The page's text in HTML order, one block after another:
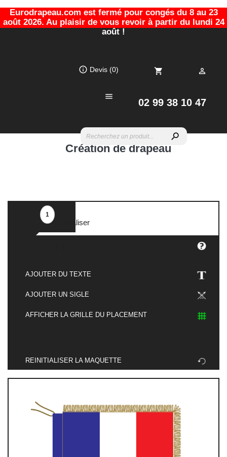
Eurodrapeau.com est fermé pour congés du 8 au 23
août 2026. Au plaisir de vous revoir à partir du lundi 24
août !
02 99 38 10 47
info_outline Devis (0)
search

shopping_cart 
Création de drapeau
1
Personnaliser
3
AJOUTER DU TEXTE
AJOUTER UN SIGLE
AFFICHER LA GRILLE DU PLACEMENT
REINITIALISER LA MAQUETTE